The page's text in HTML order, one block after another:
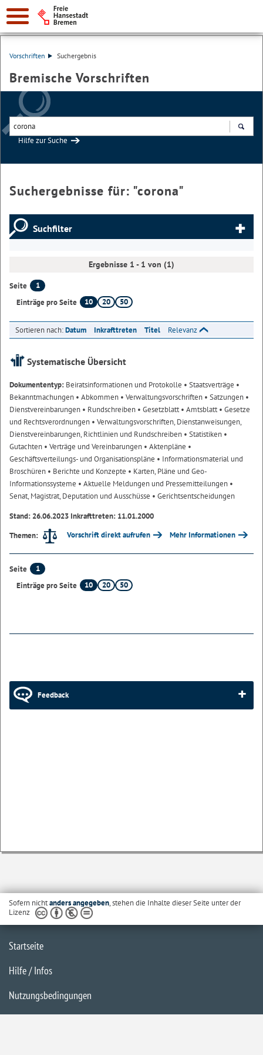
Vorschriften Suchergebnis
Bremische Vorschriften
Hilfe zur Suche
Suchergebnisse für: "corona"
Suchfilter
Ergebnisse 1 - 1 von (1)
Seite
1
Einträge pro Seite
10 20 50
Sortieren nach:Datum Inkrafttreten Titel Relevanz
Systematische Übersicht
Dokumententyp: Beiratsinformationen und Protokolle • Staatsverträge •
Bekanntmachungen • Abkommen • Verwaltungsvorschriften • Satzungen •
Dienstvereinbarungen • Rundschreiben • Gesetzblatt• Amtsblatt• Gesetze
und Rechtsverordnungen • Verwaltungsvorschriften, Dienstanweisungen,
Dienstvereinbarungen, Richtlinien und Rundschreiben • Statistiken •
Gutachten • Verträge und Vereinbarungen • Aktenpläne •
Geschäftsverteilungs- und Organisationspläne • Informationsmaterial und
Broschüren • Berichte und Konzepte • Karten, Pläne und Geo-
Informationssysteme • Aktuelle Meldungen und Pressemitteilungen •
Senat, Magistrat, Deputation und Ausschüsse • Gerichtsentscheidungen
Stand: 26.06.2023 Inkrafttreten: 11.01.2000
Themen:
Vorschrift direkt aufrufen Mehr Informationen
Seite
1
Einträge pro Seite
10 20 50
Feedback
Sofern nichtanders angegeben, stehen die Inhalte dieser Seite unter der
Lizenz
Startseite
Hilfe / Infos
Nutzungsbedingungen